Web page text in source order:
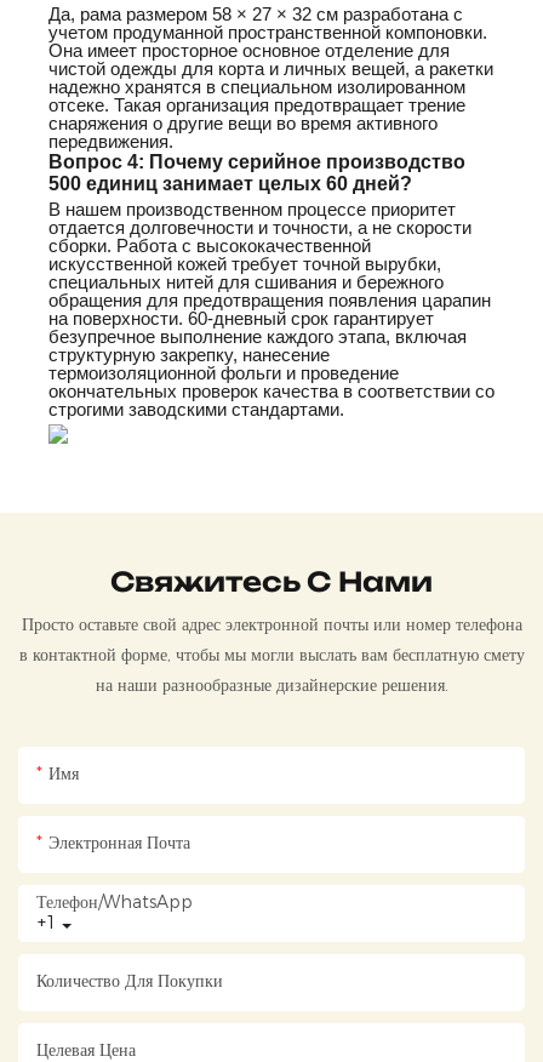
Да, рама размером 58 × 27 × 32 см разработана с
учетом продуманной пространственной компоновки.
Она имеет просторное основное отделение для
чистой одежды для корта и личных вещей, а ракетки
надежно хранятся в специальном изолированном
отсеке. Такая организация предотвращает трение
снаряжения о другие вещи во время активного
передвижения.
Вопрос 4: Почему серийное производство
500 единиц занимает целых 60 дней?
В нашем производственном процессе приоритет
отдается долговечности и точности, а не скорости
сборки. Работа с высококачественной
искусственной кожей требует точной вырубки,
специальных нитей для сшивания и бережного
обращения для предотвращения появления царапин
на поверхности. 60-дневный срок гарантирует
безупречное выполнение каждого этапа, включая
структурную закрепку, нанесение
термоизоляционной фольги и проведение
окончательных проверок качества в соответствии со
строгими заводскими стандартами.
Свяжитесь С Нами
Просто оставьте свой адрес электронной почты или номер телефона
в контактной форме, чтобы мы могли выслать вам бесплатную смету
на наши разнообразные дизайнерские решения.
Имя
Электронная Почта
+1
Телефон/WhatsApp
Количество Для Покупки
Целевая Цена